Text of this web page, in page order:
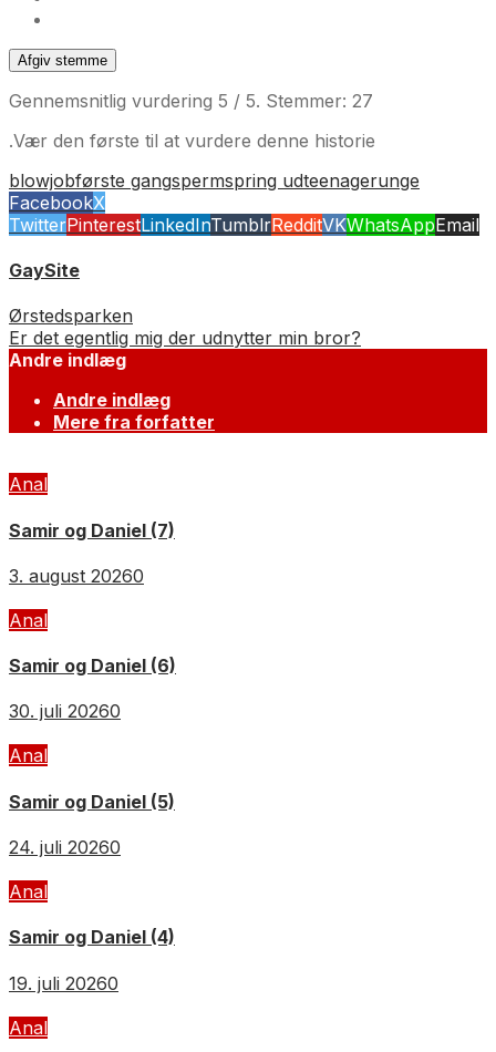
Afgiv stemme
Gennemsnitlig vurdering 5 / 5. Stemmer: 27
.Vær den første til at vurdere denne historie
blowjobførste gangspermspring udteenagerunge
FacebookX
TwitterPinterestLinkedInTumblrRedditVKWhatsAppEmail
GaySite
Ørstedsparken
Er det egentlig mig der udnytter min bror?
Andre indlæg
Andre indlæg
Mere fra forfatter
Anal
Samir og Daniel (7)
3. august 20260
Anal
Samir og Daniel (6)
30. juli 20260
Anal
Samir og Daniel (5)
24. juli 20260
Anal
Samir og Daniel (4)
19. juli 20260
Anal